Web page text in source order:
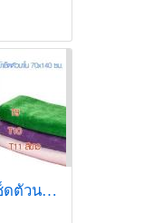
จำหน่าย ปลีก-ส่ง ผ้าเช็ดตัวนาโน